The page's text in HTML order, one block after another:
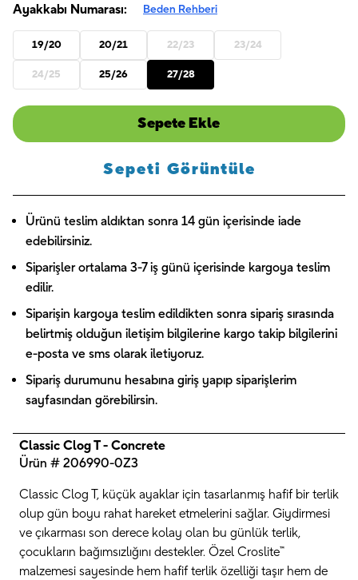
Ayakkabı Numarası: Beden Rehberi
19/20 20/21 22/23 23/24
24/25 25/26 27/28
Sepete Ekle
Sepeti Görüntüle
Ürünü teslim aldıktan sonra 14 gün içerisinde iade
edebilirsiniz.
Siparişler ortalama 3-7 iş günü içerisinde kargoya teslim
edilir.
Siparişin kargoya teslim edildikten sonra sipariş sırasında
belirtmiş olduğun iletişim bilgilerine kargo takip bilgilerini
e-posta ve sms olarak iletiyoruz.
Sipariş durumunu hesabına giriş yapıp siparişlerim
sayfasından görebilirsin.
Classic Clog T - Concrete
Ürün # 206990-0Z3
Classic Clog T, küçük ayaklar için tasarlanmış hafif bir terlik
olup gün boyu rahat hareket etmelerini sağlar. Giydirmesi
ve çıkarması son derece kolay olan bu günlük terlik,
çocukların bağımsızlığını destekler. Özel Croslite™
malzemesi sayesinde hem hafif terlik özelliği taşır hem de